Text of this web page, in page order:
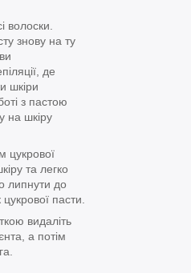
волоски.
знову на ту
де
шкіри
з пастою
на шкіру
цукрової
та легко
липнути до
пасти.
видаліть
а потім